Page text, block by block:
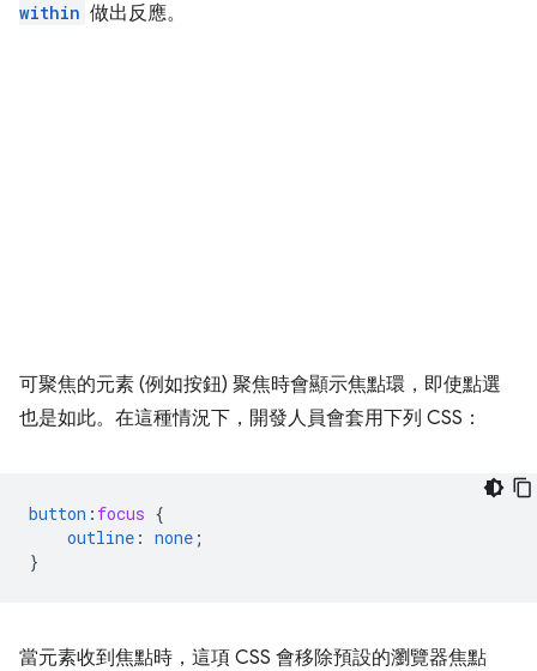
within 做出反應。
可聚焦的元素 (例如按鈕) 聚焦時會顯示焦點環，即使點選
也是如此。在這種情況下，開發人員會套用下列 CSS：
button : focus {
outline : none ;
}
當元素收到焦點時，這項 CSS 會移除預設的瀏覽器焦點